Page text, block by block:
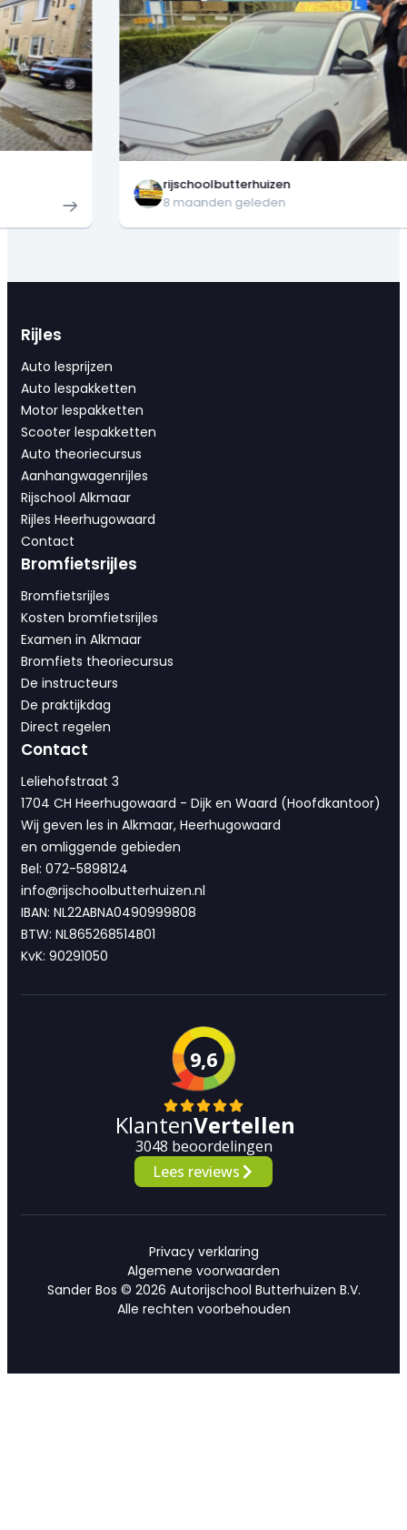
rijschoolbutterhuizen
8 maanden geleden
Rijles
Auto lesprijzen
Auto lespakketten
Motor lespakketten
Scooter lespakketten
Auto theoriecursus
Aanhangwagenrijles
Rijschool Alkmaar
Rijles Heerhugowaard
Contact
Bromfietsrijles
Bromfietsrijles
Kosten bromfietsrijles
Examen in Alkmaar
Bromfiets theoriecursus
De instructeurs
De praktijkdag
Direct regelen
Contact
Leliehofstraat 3
1704 CH Heerhugowaard - Dijk en Waard (Hoofdkantoor)
Wij geven les in Alkmaar, Heerhugowaard
en omliggende gebieden
Bel: 072-5898124
info@rijschoolbutterhuizen.nl
IBAN: NL22ABNA0490999808
BTW: NL865268514B01
KvK: 90291050
9,6
KlantenVertellen
3048 beoordelingen
Lees reviews
Privacy verklaring
Algemene voorwaarden
Sander Bos © 2026 Autorijschool Butterhuizen B.V.
Alle rechten voorbehouden